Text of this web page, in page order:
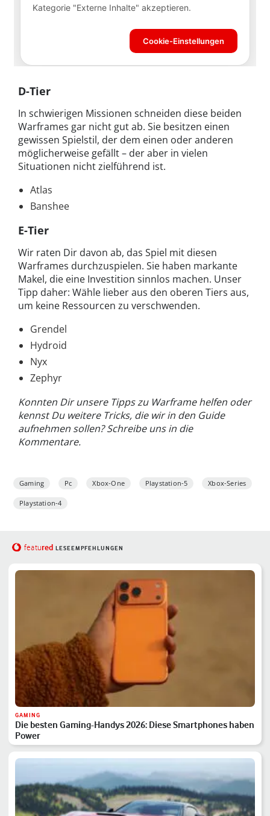
D-Tier
In schwierigen Missionen schneiden diese beiden
Warframes gar nicht gut ab. Sie besitzen einen
gewissen Spielstil, der dem einen oder anderen
möglicherweise gefällt – der aber in vielen
Situationen nicht zielführend ist.
Atlas
Banshee
E-Tier
Wir raten Dir davon ab, das Spiel mit diesen
Warframes durchzuspielen. Sie haben markante
Makel, die eine Investition sinnlos machen. Unser
Tipp daher: Wähle lieber aus den oberen Tiers aus,
um keine Ressourcen zu verschwenden.
Grendel
Hydroid
Nyx
Zephyr
Konnten Dir unsere Tipps zu Warframe helfen oder
kennst Du weitere Tricks, die wir in den Guide
aufnehmen sollen? Schreibe uns in die
Kommentare.
Gaming Pc Xbox-One Playstation-5 Xbox-Series
Playstation-4
featured LESEEMPFEHLUNGEN
GAMING
Die besten Gaming-Handys 2026: Diese Smartphones haben
Power